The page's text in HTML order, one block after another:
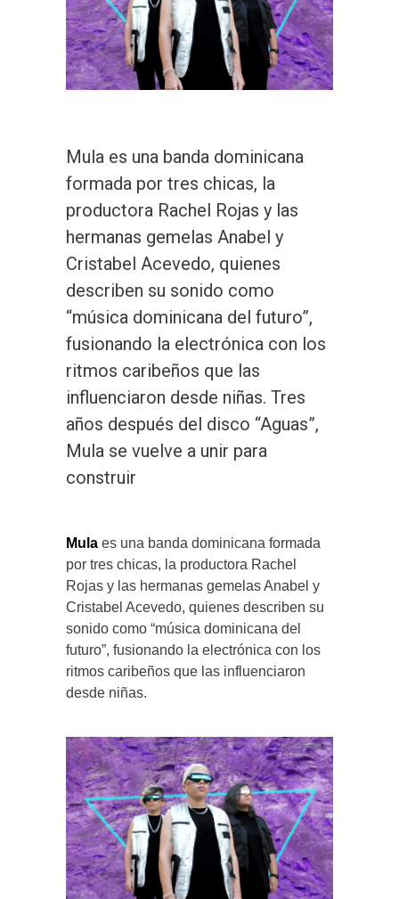
Mula es una banda dominicana
formada por tres chicas, la
productora Rachel Rojas y las
hermanas gemelas Anabel y
Cristabel Acevedo, quienes
describen su sonido como
“música dominicana del futuro”,
fusionando la electrónica con los
ritmos caribeños que las
influenciaron desde niñas. Tres
años después del disco “Aguas”,
Mula se vuelve a unir para
construir
Mula es una banda dominicana formada
por tres chicas, la productora Rachel
Rojas y las hermanas gemelas Anabel y
Cristabel Acevedo, quienes describen su
sonido como “música dominicana del
futuro”, fusionando la electrónica con los
ritmos caribeños que las influenciaron
desde niñas.